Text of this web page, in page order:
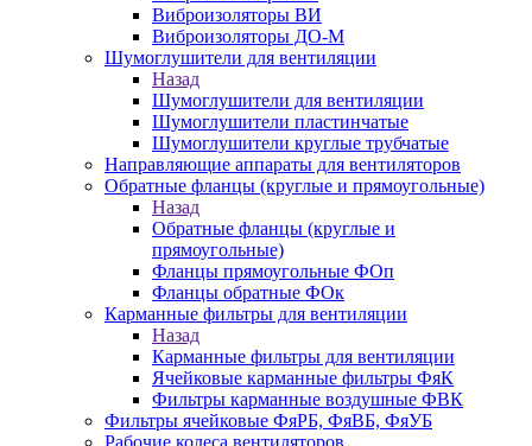
Виброизоляторы ВИ
Виброизоляторы ДО-М
Шумоглушители для вентиляции
Назад
Шумоглушители для вентиляции
Шумоглушители пластинчатые
Шумоглушители круглые трубчатые
Направляющие аппараты для вентиляторов
Обратные фланцы (круглые и прямоугольные)
Назад
Обратные фланцы (круглые и
прямоугольные)
Фланцы прямоугольные ФОп
Фланцы обратные ФОк
Карманные фильтры для вентиляции
Назад
Карманные фильтры для вентиляции
Ячейковые карманные фильтры ФяК
Фильтры карманные воздушные ФВК
Фильтры ячейковые ФяРБ, ФяВБ, ФяУБ
Рабочие колеса вентиляторов